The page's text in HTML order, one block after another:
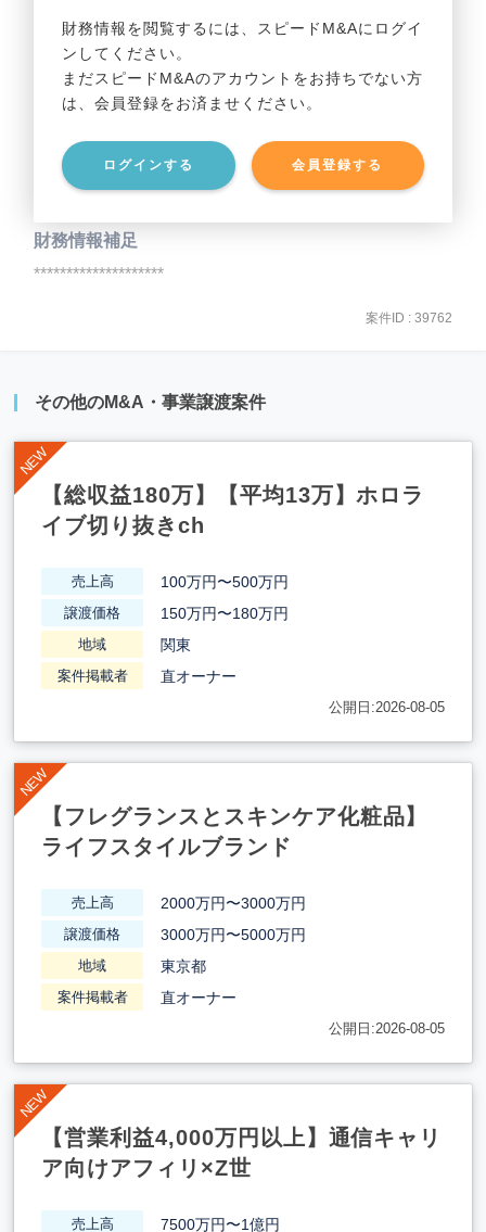
財務情報を閲覧するには、スピードM&Aにログイ
ンしてください。
まだスピードM&Aのアカウントをお持ちでない方
は、会員登録をお済ませください。
ログインする 会員登録する
貸借対照表（B/S）
事業資産 ********************
事業負債 ********************
財務情報補足
********************
案件ID : 39762
その他のM&A・事業譲渡案件
【総収益180万】【平均13万】ホロラ
イブ切り抜きch
売上高 100万円〜500万円
譲渡価格 150万円〜180万円
地域 関東
案件掲載者 直オーナー
公開日:2026-08-05
【フレグランスとスキンケア化粧品】
ライフスタイルブランド
売上高 2000万円〜3000万円
譲渡価格 3000万円〜5000万円
地域 東京都
案件掲載者 直オーナー
公開日:2026-08-05
【営業利益4,000万円以上】通信キャリ
ア向けアフィリ×Z世
売上高 7500万円〜1億円